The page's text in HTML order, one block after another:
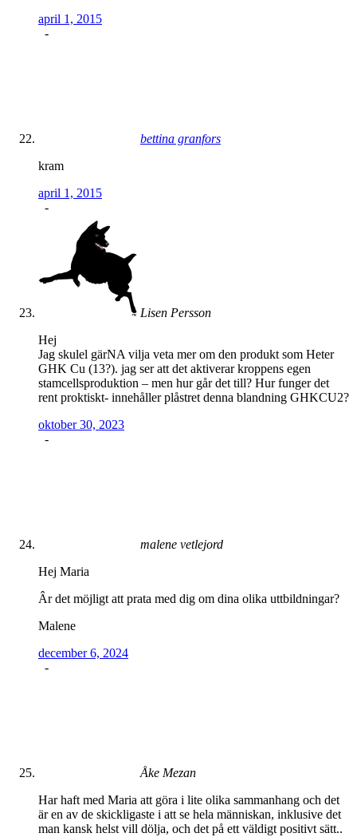
april 1, 2015
-
bettina granfors
kram
april 1, 2015
-
Lisen Persson
Hej
Jag skulel gärNA vilja veta mer om den produkt som Heter
GHK Cu (13?). jag ser att det aktiverar kroppens egen
stamcellsproduktion – men hur går det till? Hur funger det
rent proktiskt- innehåller plåstret denna blandning GHKCU2?
oktober 30, 2023
-
malene vetlejord
Hej Maria
Âr det möjligt att prata med dig om dina olika uttbildningar?
Malene
december 6, 2024
-
Åke Mezan
Har haft med Maria att göra i lite olika sammanhang och det
är en av de skickligaste i att se hela människan, inklusive det
man kansk helst vill dölja, och det på ett väldigt positivt sätt..